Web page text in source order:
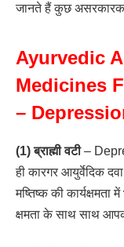
जानते हैं कुछ असरकारक
Ayurvedic
Medicines
–
(1) ब्राह्मी वटी–
ही कारगर आयुर्वेदिक
मष्तिष्क की
क्षमता के साथ साथ